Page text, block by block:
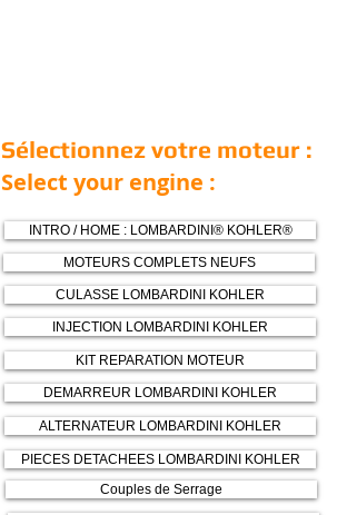
INJECTION LOMBARDINI KOHLER
DEMARREUR LOMBARDINI KOHLER
ALTERNATEUR LOMBARDINI KOHLER
Couples de Serrage
MOTEURS COMPLETS NEUFS
INTRO / HOME : LOMBARDINI® KOHLER®
CULASSE LOMBARDINI KOHLER
KIT REPARATION MOTEUR
Sélectionnez votre moteur :
Select your engine :
PIECES DETACHEES LOMBARDINI KOHLER